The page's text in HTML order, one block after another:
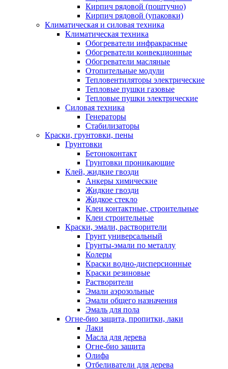
Кирпич рядовой (поштучно)
Кирпич рядовой (упаковки)
Климатическая и силовая техника
Климатическая техника
Обогреватели инфракрасные
Обогреватели конвекционные
Обогреватели масляные
Отопительные модули
Тепловентиляторы электрические
Тепловые пушки газовые
Тепловые пушки электрические
Силовая техника
Генераторы
Стабилизаторы
Краски, грунтовки, пены
Грунтовки
Бетоноконтакт
Грунтовки проникающие
Клей, жидкие гвозди
Анкеры химические
Жидкие гвозди
Жидкое стекло
Клеи контактные, строительные
Клеи строительные
Краски, эмали, растворители
Грунт универсальный
Грунты-эмали по металлу
Колеры
Краски водно-дисперсионные
Краски резиновые
Растворители
Эмали аэрозольные
Эмали общего назначения
Эмаль для пола
Огне-био защита, пропитки, лаки
Лаки
Масла для дерева
Огне-био защита
Олифа
Отбеливатели для дерева